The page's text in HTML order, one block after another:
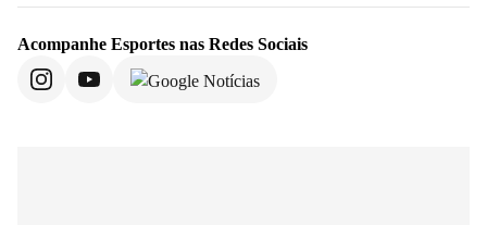
Acompanhe Esportes nas Redes Sociais